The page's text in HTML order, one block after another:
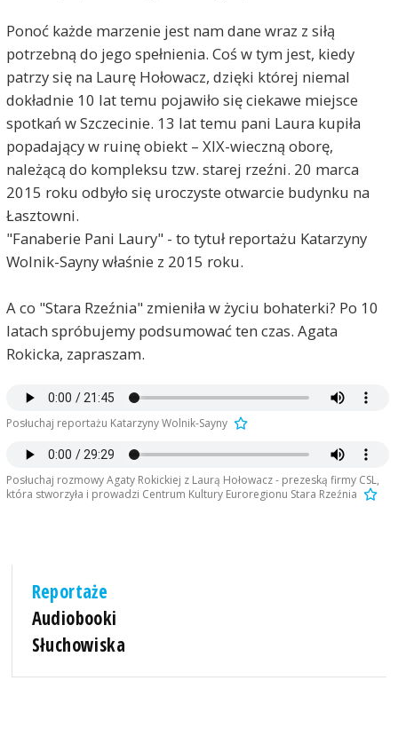
Ponoć każde marzenie jest nam dane wraz z siłą
potrzebną do jego spełnienia. Coś w tym jest, kiedy
patrzy się na Laurę Hołowacz, dzięki której niemal
dokładnie 10 lat temu pojawiło się ciekawe miejsce
spotkań w Szczecinie. 13 lat temu pani Laura kupiła
popadający w ruinę obiekt – XIX-wieczną oborę,
należącą do kompleksu tzw. starej rzeźni. 20 marca
2015 roku odbyło się uroczyste otwarcie budynku na
Łasztowni.
"Fanaberie Pani Laury" - to tytuł reportażu Katarzyny
Wolnik-Sayny właśnie z 2015 roku.
A co "Stara Rzeźnia" zmieniła w życiu bohaterki? Po 10
latach spróbujemy podsumować ten czas. Agata
Rokicka, zapraszam.
Posłuchaj reportażu Katarzyny Wolnik-Sayny
Posłuchaj rozmowy Agaty Rokickiej z Laurą Hołowacz - prezeską firmy CSL,
która stworzyła i prowadzi Centrum Kultury Euroregionu Stara Rzeźnia
Reportaże
Audiobooki
Słuchowiska